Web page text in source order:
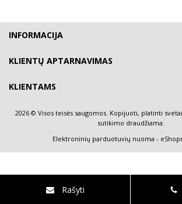
INFORMACIJA
KLIENTŲ APTARNAVIMAS
KLIENTAMS
2026 © Visos teisės saugomos. Kopijuoti, platinti
sutikimo draudžiama.
Elektroninių parduotuvių nuoma -
Rašyti